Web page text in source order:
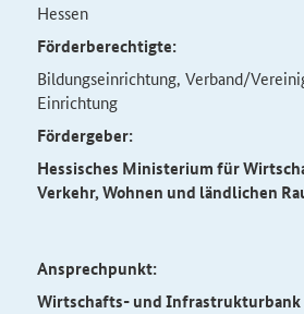
Hessen
Förderberechtigte:
Bildungseinrichtung, Verband/
Einrichtung
Fördergeber:
Hessisches Ministerium für
Verkehr, Wohnen und ländlichen
Ansprechpunkt:
Wirtschafts- und Infrastrukturbank